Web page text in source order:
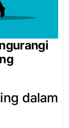
dalam